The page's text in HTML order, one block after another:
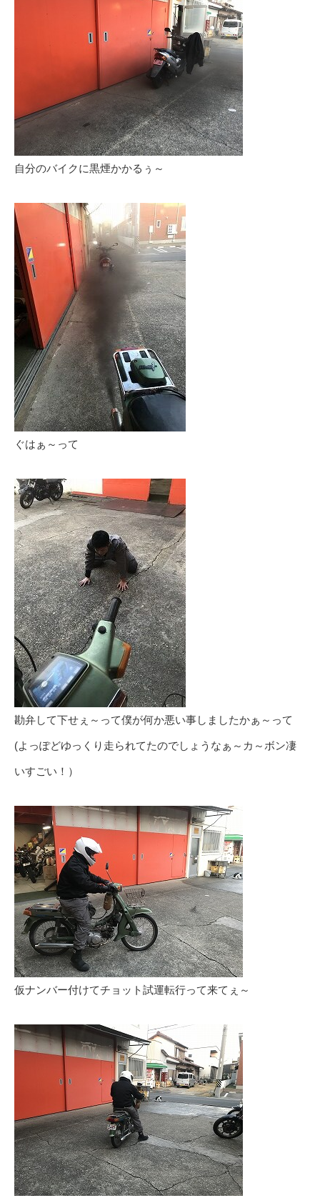
自分のバイクに黒煙かかるぅ～
ぐはぁ～って
勘弁して下せぇ～って僕が何か悪い事しましたかぁ～って
(よっぽどゆっくり走られてたのでしょうなぁ～カ～ボン凄
いすごい！）
仮ナンバー付けてチョット試運転行って来てぇ～